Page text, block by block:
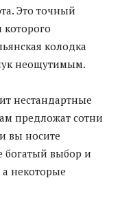
Это точный
которого
колодка
неощутимым.
нестандартные
предложат сотни
вы носите
богатый выбор и
а некоторые